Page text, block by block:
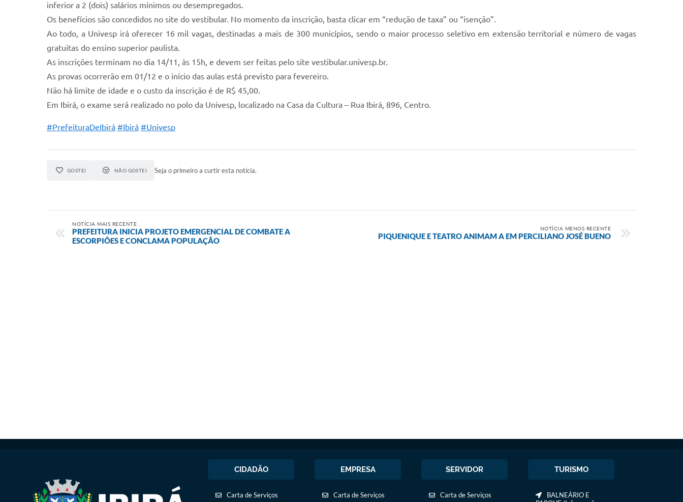
inferior a 2 (dois) salários mínimos ou desempregados.
Os benefícios são concedidos no site do vestibular. No momento da inscrição, basta clicar em “redução de taxa” ou “isenção”.
Ao todo, a Univesp irá oferecer 16 mil vagas, destinadas a mais de 300 municípios, sendo o maior processo seletivo em extensão territorial e número de vagas
gratuitas do ensino superior paulista.
As inscrições terminam no dia 14/11, às 15h, e devem ser feitas pelo site vestibular.univesp.br.
As provas ocorrerão em 01/12 e o início das aulas está previsto para fevereiro.
Não há limite de idade e o custo da inscrição é de R$ 45,00.
Em Ibirá, o exame será realizado no polo da Univesp, localizado na Casa da Cultura – Rua Ibirá, 896, Centro.
#PrefeituraDeIbirá #Ibirá #Univesp
GOSTEI NÃO GOSTEI Seja o primeiro a curtir esta notícia.
NOTÍCIA MAIS RECENTE
PREFEITURA INICIA PROJETO EMERGENCIAL DE COMBATE A
ESCORPIÕES E CONCLAMA POPULAÇÃO
NOTÍCIA MENOS RECENTE
PIQUENIQUE E TEATRO ANIMAM A EM PERCILIANO JOSÉ BUENO
CIDADÃO
Carta de Serviços
EMPRESA
Carta de Serviços
SERVIDOR
Carta de Serviços
TURISMO
BALNEÁRIO E